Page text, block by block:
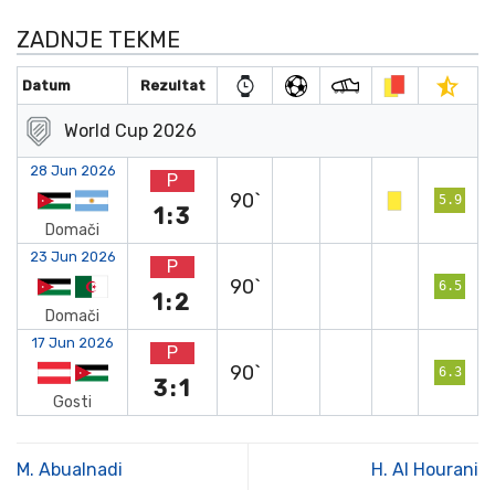
ZADNJE TEKME
Datum Rezultat
World Cup 2026
28 Jun 2026
Domači
P
1:3
90` 5.9
23 Jun 2026
Domači
P
1:2
90` 6.5
17 Jun 2026
Gosti
P
3:1
90` 6.3
M. Abualnadi H. Al Hourani